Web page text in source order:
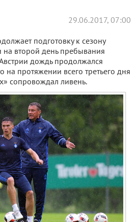
29.06.2017, 07:00
подготовку к сезону
на второй день пребывания
дождь продолжался
на протяжении всего третьего дня
сопровождал ливень.